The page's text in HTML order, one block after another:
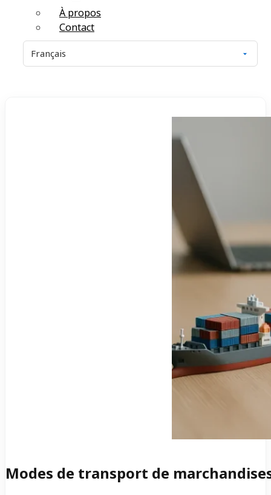
À propos
Contact
Modes de transport de